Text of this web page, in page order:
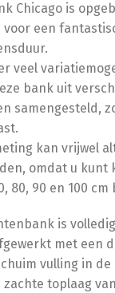
Chicago is
voor een
veel
bank uit
samengesteld,
kan vrijwel
omdat u kunt
80, 90 en 100 cm
is
met een
vulling in de
toplaag